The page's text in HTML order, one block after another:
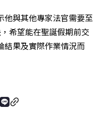
他與其他專家法官需要至
希望能在聖誕假期前交
結果及實際作業情況而